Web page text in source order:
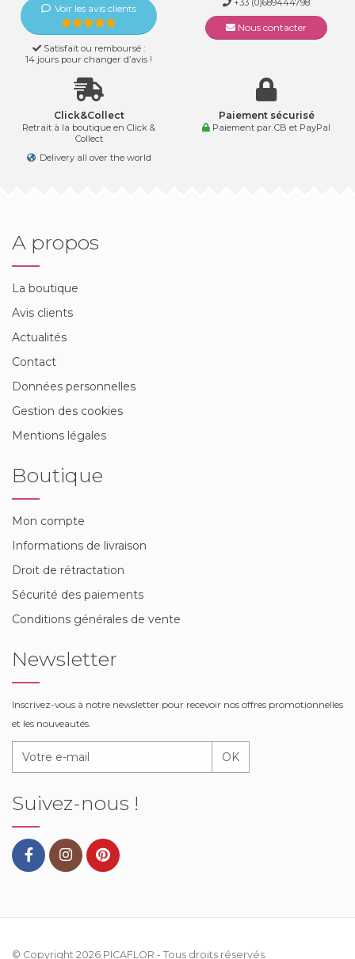
Voir les avis clients
Satisfait ou remboursé :
14 jours pour changer d’avis !
Nous contacter
Click&Collect
Retrait à la boutique en Click &
Collect
Delivery all over the world
Paiement sécurisé
Paiement par CB et PayPal
A propos
La boutique
Avis clients
Actualités
Contact
Données personnelles
Gestion des cookies
Mentions légales
Boutique
Mon compte
Informations de livraison
Droit de rétractation
Sécurité des paiements
Conditions générales de vente
Newsletter
Inscrivez-vous à notre newsletter pour recevoir nos offres promotionnelles
et les nouveautés.
OK
Suivez-nous !
© Copyright 2026 PICAFLOR - Tous droits réservés.